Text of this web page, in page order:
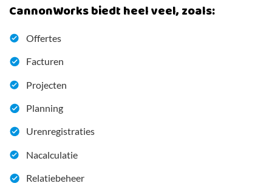
CannonWorks biedt heel veel, zoals:
Offertes
Facturen
Projecten
Planning
Urenregistraties
Nacalculatie
Relatiebeheer